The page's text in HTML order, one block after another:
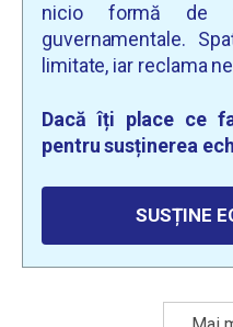
nicio formă de
guvernamentale.
limitate, iar reclama
Dacă îți place ce
pentru susținerea
SUSȚINE